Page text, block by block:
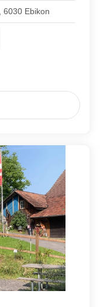
6030 Ebikon